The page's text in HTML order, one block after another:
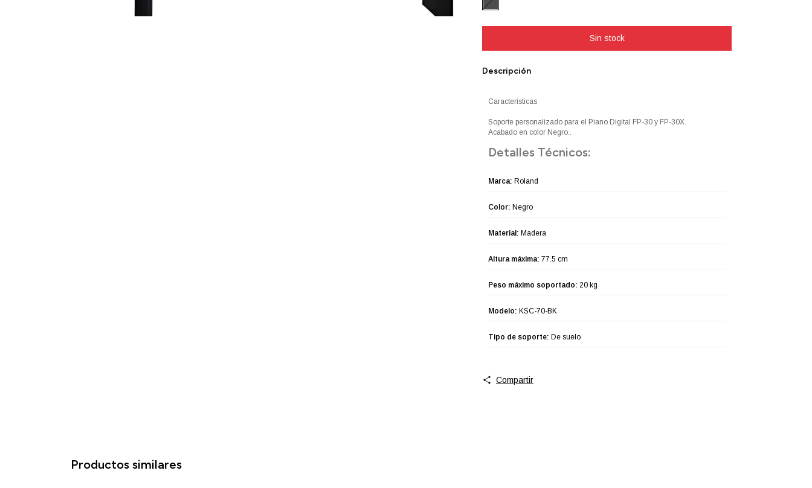
Descripción
Características
Soporte personalizado para el Piano Digital FP-30 y FP-30X.
Acabado en color Negro..
Detalles Técnicos:
Marca: Roland
Color: Negro
Material: Madera
Altura máxima: 77.5 cm
Peso máximo soportado: 20 kg
Modelo: KSC-70-BK
Tipo de soporte: De suelo
Compartir
Productos similares